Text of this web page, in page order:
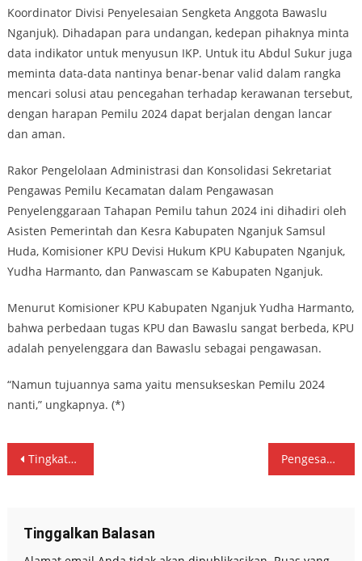
Koordinator Divisi Penyelesaian Sengketa Anggota Bawaslu
Nganjuk). Dihadapan para undangan, kedepan pihaknya minta
data indikator untuk menyusun IKP. Untuk itu Abdul Sukur juga
meminta data-data nantinya benar-benar valid dalam rangka
mencari solusi atau pencegahan terhadap kerawanan tersebut,
dengan harapan Pemilu 2024 dapat berjalan dengan lancar
dan aman.
Rakor Pengelolaan Administrasi dan Konsolidasi Sekretariat
Pengawas Pemilu Kecamatan dalam Pengawasan
Penyelenggaraan Tahapan Pemilu tahun 2024 ini dihadiri oleh
Asisten Pemerintah dan Kesra Kabupaten Nganjuk Samsul
Huda, Komisioner KPU Devisi Hukum KPU Kabupaten Nganjuk,
Yudha Harmanto, dan Panwascam se Kabupaten Nganjuk.
Menurut Komisioner KPU Kabupaten Nganjuk Yudha Harmanto,
bahwa perbedaan tugas KPU dan Bawaslu sangat berbeda, KPU
adalah penyelenggara dan Bawaslu sebagai pengawasan.
“Namun tujuannya sama yaitu mensukseskan Pemilu 2024
nanti,” ungkapnya. (*)
Navigasi
Tingkatkan Pemahaman dan Partisipasi Pemilih, Bawaslu Nganjuk Gelar Sosialisasi Pengawasan Partisipatif Pengesahan Perda APBD Tulungagung Tahun Anggaran 2023
Tinggalkan Balasan